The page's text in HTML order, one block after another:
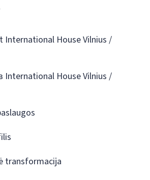
International House Vilnius /
International House Vilnius /
transformacija